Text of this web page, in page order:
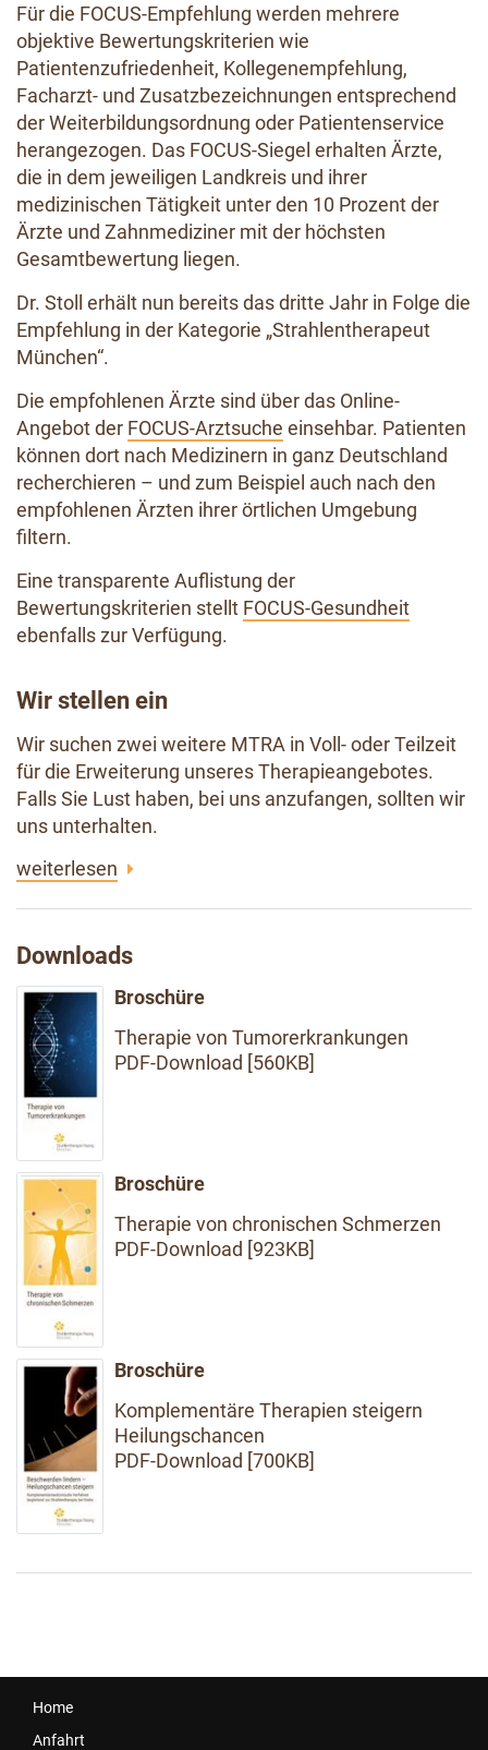
Für die FOCUS-Empfehlung werden mehrere
objektive Bewertungskriterien wie
Patientenzufriedenheit, Kollegenempfehlung,
Facharzt- und Zusatzbezeichnungen entsprechend
der Weiterbildungsordnung oder Patientenservice
herangezogen. Das FOCUS-Siegel erhalten Ärzte,
die in dem jeweiligen Landkreis und ihrer
medizinischen Tätigkeit unter den 10 Prozent der
Ärzte und Zahnmediziner mit der höchsten
Gesamtbewertung liegen.
Dr. Stoll erhält nun bereits das dritte Jahr in Folge die
Empfehlung in der Kategorie „Strahlentherapeut
München“.
Die empfohlenen Ärzte sind über das Online-
Angebot der FOCUS-Arztsuche einsehbar. Patienten
können dort nach Medizinern in ganz Deutschland
recherchieren – und zum Beispiel auch nach den
empfohlenen Ärzten ihrer örtlichen Umgebung
filtern.
Eine transparente Auflistung der
Bewertungskriterien stellt FOCUS-Gesundheit
ebenfalls zur Verfügung.
Wir stellen ein
Wir suchen zwei weitere MTRA in Voll- oder Teilzeit
für die Erweiterung unseres Therapieangebotes.
Falls Sie Lust haben, bei uns anzufangen, sollten wir
uns unterhalten.
weiterlesen
Downloads
Broschüre
Therapie von Tumorerkrankungen
PDF-Download [560KB]
Broschüre
Therapie von chronischen Schmerzen
PDF-Download [923KB]
Broschüre
Komplementäre Therapien steigern
Heilungschancen
PDF-Download [700KB]
Home
Anfahrt